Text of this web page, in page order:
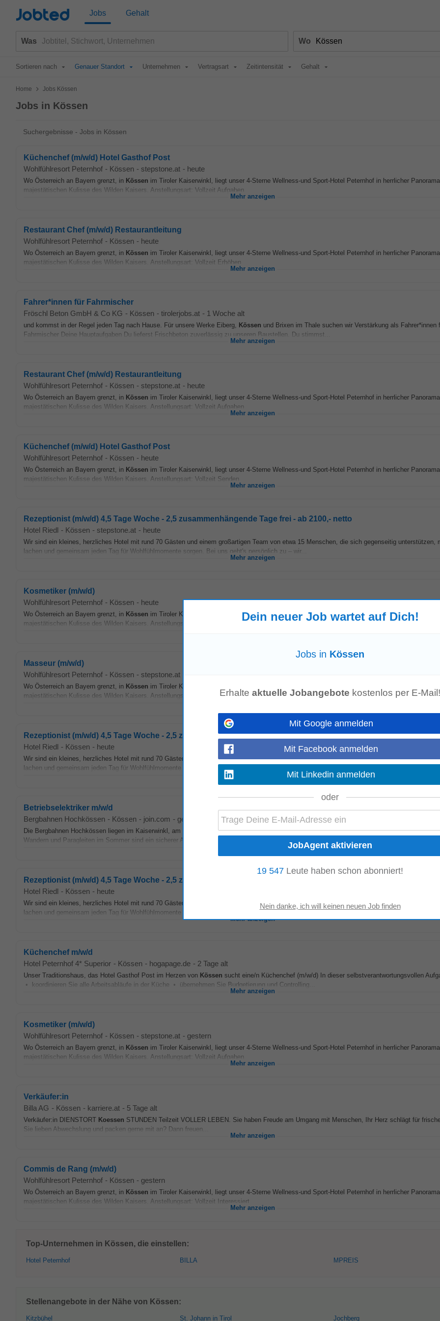
Jobted Jobs Gehalt
Was Wo
Sortieren nach Genauer Standort Unternehmen Vertragsart Zeitintensität Gehalt
Home > Jobs Kössen
Jobs in Kössen
Suchergebnisse - Jobs in Kössen
Küchenchef (m/w/d) Hotel Gasthof Post
Wohlfühlresort Peternhof - Kössen - stepstone.at - heute
Wo Österreich an Bayern grenzt, in Kössen im Tiroler Kaiserwinkl, liegt unser 4-Sterne Wellness-und Sport-Hotel Peternhof in herrlicher
majestätischen Kulisse des Wilden Kaisers. Anstellungsart: Vollzeit Aufgaben...
Mehr anzeigen
Restaurant Chef (m/w/d) Restaurantleitung
Wohlfühlresort Peternhof - Kössen - heute
Wo Österreich an Bayern grenzt, in Kössen im Tiroler Kaiserwinkl, liegt unser 4-Sterne Wellness-und Sport-Hotel Peternhof in herrlicher
majestätischen Kulisse des Wilden Kaisers. Anstellungsart: Vollzeit Erhöhen...
Mehr anzeigen
Fahrer*innen für Fahrmischer
Fröschl Beton GmbH & Co KG - Kössen - tirolerjobs.at - 1 Woche alt
und kommst in der Regel jeden Tag nach Hause. Für unsere Werke Eiberg, Kössen und Brixen im Thale suchen wir Verstärkung als Fahrer*innen
Fahrmischer Deine Hauptaufgaben Du lieferst Frischbeton zuverlässig zu unseren Baustellen. Du stimmst...
Mehr anzeigen
Restaurant Chef (m/w/d) Restaurantleitung
Wohlfühlresort Peternhof - Kössen - stepstone.at - heute
Wo Österreich an Bayern grenzt, in Kössen im Tiroler Kaiserwinkl, liegt unser 4-Sterne Wellness-und Sport-Hotel Peternhof in herrlicher
majestätischen Kulisse des Wilden Kaisers. Anstellungsart: Vollzeit Aufgaben...
Mehr anzeigen
Küchenchef (m/w/d) Hotel Gasthof Post
Wohlfühlresort Peternhof - Kössen - heute
Wo Österreich an Bayern grenzt, in Kössen im Tiroler Kaiserwinkl, liegt unser 4-Sterne Wellness-und Sport-Hotel Peternhof in herrlicher
majestätischen Kulisse des Wilden Kaisers. Anstellungsart: Vollzeit Senden...
Mehr anzeigen
Rezeptionist (m/w/d) 4,5 Tage Woche - 2,5 zusammenhängende Tage frei - ab 2100,- netto
Hotel Riedl - Kössen - stepstone.at - heute
Wir sind ein kleines, herzliches Hotel mit rund 70 Gästen und einem großartigen Team von etwa 15 Menschen, die sich gegenseitig unterstützen,
lachen und gemeinsam jeden Tag für Wohlfühlmomente sorgen. Bei uns geht's persönlich zu – wir...
Mehr anzeigen
Kosmetiker (m/w/d)
Wohlfühlresort Peternhof - Kössen - heute
Wo Österreich an Bayern grenzt, in Kössen im Tiroler Kaiserwinkl, liegt unser 4-Sterne Wellness-und Sport-Hotel Peternhof in herrlicher
majestätischen Kulisse des Wilden Kaisers. Anstellungsart: Vollzeit...
Masseur (m/w/d)
Wohlfühlresort Peternhof - Kössen - stepstone.at
Wo Österreich an Bayern grenzt, in Kössen im Tiroler Kaiserwinkl, liegt unser 4-Sterne Wellness-und Sport-Hotel Peternhof in herrlicher
majestätischen Kulisse des Wilden Kaisers. Anstellungsart: Vollzeit Aufgaben...
Rezeptionist (m/w/d) 4,5 Tage Woche - 2,5 zusammenhängende Tage frei - ab 2100,- netto
Hotel Riedl - Kössen - heute
Wir sind ein kleines, herzliches Hotel mit rund 70 Gästen und einem großartigen Team von etwa 15 Menschen, die sich gegenseitig unterstützen,
lachen und gemeinsam jeden Tag für Wohlfühlmomente sorgen. Bei uns geht's persönlich zu – wir...
Mehr anzeigen
Betriebselektriker m/w/d
Bergbahnen Hochkössen - Kössen - join.com - gestern
Die Bergbahnen Hochkössen liegen im Kaiserwinkl, am bekanntesten Skiberg der Region, dem Unterberghorn. Mit Skifahren und Snowboarden im
Wandern und Paragleiten im Sommer sind ein sicherer Arbeitsplatz und abwechslungsreiche Tätigkeiten...
Rezeptionist (m/w/d) 4,5 Tage Woche - 2,5 zusammenhängende Tage frei - ab 2100,- netto
Hotel Riedl - Kössen - heute
Wir sind ein kleines, herzliches Hotel mit rund 70 Gästen und einem großartigen Team von etwa 15 Menschen, die sich gegenseitig unterstützen,
lachen und gemeinsam jeden Tag für Wohlfühlmomente sorgen. Bei uns geht's persönlich zu – wir...
Mehr anzeigen
Küchenchef m/w/d
Hotel Peternhof 4* Superior - Kössen - hogapage.de - 2 Tage alt
Unser Traditionshaus, das Hotel Gasthof Post im Herzen von Kössen sucht eine/n Küchenchef (m/w/d) In dieser selbstverantwortungsvollen
• koordinieren Sie alle Arbeitsabläufe in der Küche • übernehmen Sie Budgetierung und Controlling...
Mehr anzeigen
Kosmetiker (m/w/d)
Wohlfühlresort Peternhof - Kössen - stepstone.at - gestern
Wo Österreich an Bayern grenzt, in Kössen im Tiroler Kaiserwinkl, liegt unser 4-Sterne Wellness-und Sport-Hotel Peternhof in herrlicher
majestätischen Kulisse des Wilden Kaisers. Anstellungsart: Vollzeit Aufgaben...
Mehr anzeigen
Verkäufer:in
Billa AG - Kössen - karriere.at - 5 Tage alt
Verkäufer:in DIENSTORT Koessen STUNDEN Teilzeit VOLLER LEBEN. Sie haben Freude am Umgang mit Menschen, Ihr Herz schlägt für
Sie lieben Abwechslung und packen gerne mit an? Dann freuen...
Mehr anzeigen
Commis de Rang (m/w/d)
Wohlfühlresort Peternhof - Kössen - gestern
Wo Österreich an Bayern grenzt, in Kössen im Tiroler Kaiserwinkl, liegt unser 4-Sterne Wellness-und Sport-Hotel Peternhof in herrlicher
majestätischen Kulisse des Wilden Kaisers. Anstellungsart: Vollzeit Interessiert...
Mehr anzeigen
Top-Unternehmen in Kössen, die einstellen:
Hotel Peternhof BILLA MPREIS
Stellenangebote in der Nähe von Kössen:
Kitzbühel St. Johann in Tirol Jochberg
Dein neuer Job wartet auf Dich!
Jobs in Kössen
Erhalte aktuelle Jobangebote kostenlos per E-Mail!
Mit Google anmelden
Mit Facebook anmelden
Mit Linkedin anmelden
oder
19 547 Leute haben schon abonniert!